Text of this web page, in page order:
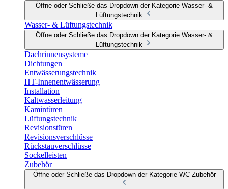
Öffne oder Schließe das Dropdown der Kategorie Wasser- &
Lüftungstechnik
Wasser- & Lüftungstechnik
Öffne oder Schließe das Dropdown der Kategorie Wasser- &
Lüftungstechnik
Dachrinnensysteme
Dichtungen
Entwässerungstechnik
HT-Innenentwässerung
Installation
Kaltwasserleitung
Kamintüren
Lüftungstechnik
Revisionstüren
Revisionsverschlüsse
Rückstauverschlüsse
Sockelleisten
Zubehör
Öffne oder Schließe das Dropdown der Kategorie WC Zubehör